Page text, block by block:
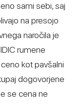
sami sebi, saj
na presojo
naročila je
rumene
kot pavšalni
dogovorjene
se cena ne